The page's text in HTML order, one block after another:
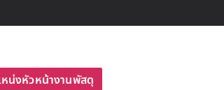
น่งหัวหน้างานพัสดุ